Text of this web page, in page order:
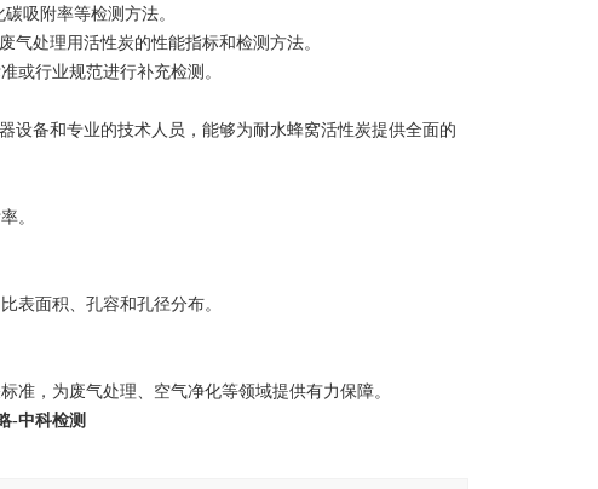
碳吸附率等检测方法。
气处理用活性炭的性能指标和检测方法。
或行业规范进行补充检测。
设备和专业的技术人员，能够为耐水蜂窝活性炭提供全面的
。
表面积、孔容和孔径分布。
准，为废气处理、空气净化等领域提供有力保障。
-中科检测